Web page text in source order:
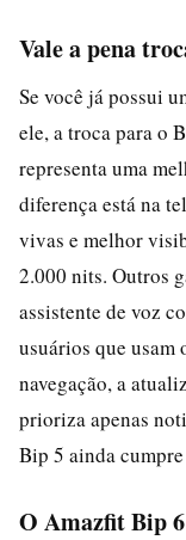
Vale a pena
Se você já possui
ele, a troca para o
representa uma
diferença está na
vivas e melhor
2.000 nits. Outros
assistente de voz
usuários que usam
navegação, a
prioriza apenas
Bip 5 ainda
O Amazfit Bip